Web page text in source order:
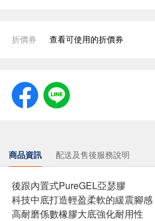
折價券 查看可使用的折價券
商品資訊 配送及售後服務說明
後跟內置式PureGEL亞瑟膠
科技中底打造輕盈柔軟的緩震腳感
高耐磨係數橡膠大底強化耐用性